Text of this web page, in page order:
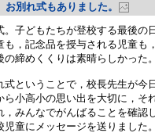
お別れ式もありました。
子どもたちが登校する最後の
も，記念品を授与される児童も
締めくくりは素晴らしかった。
式ということで，校長先生が今
ら小高小の思い出を大切に，そ
みんなでがんばることを確認
童にメッセージを送りました。